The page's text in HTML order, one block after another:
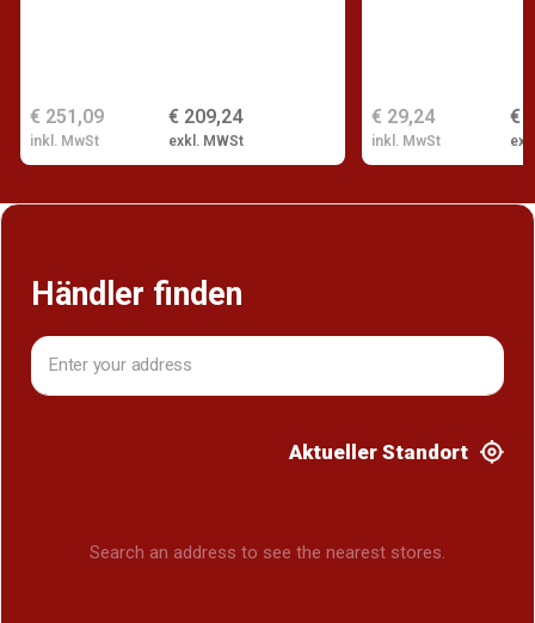
€ 209,24
exkl. MWSt
€ 251,09
inkl. MwSt
€
€ 29,24
inkl. MwSt
Händler finden
Aktueller Standort
Search an address to see the nearest stores.